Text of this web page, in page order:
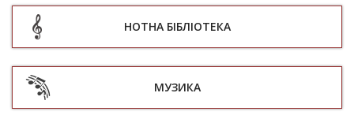
НОТНА БІБЛІОТЕКА
МУЗИКА